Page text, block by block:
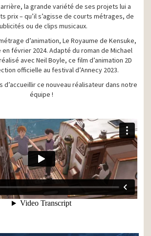
la grande variété de ses projets lui a
prix – qu’il s’agisse de courts métrages, de
ou de clips musicaux.
d’animation, Le Royaume de Kensuke,
février 2024. Adapté du roman de Michael
avec Neil Boyle, ce film d’animation 2D
officielle au festival d’Annecy 2023.
d’accueillir ce nouveau réalisateur dans notre
équipe !